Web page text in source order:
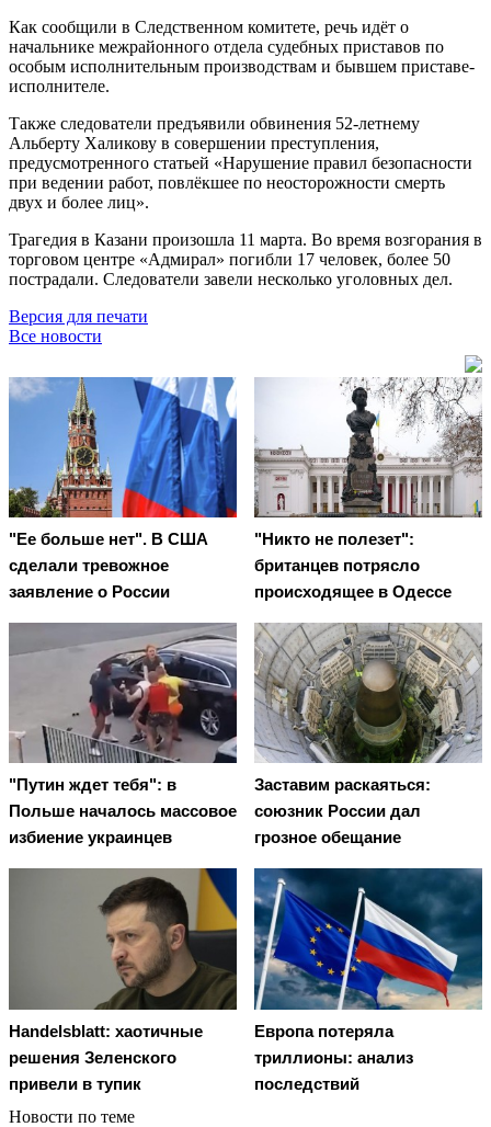
Как сообщили в Следственном комитете, речь идёт о
начальнике межрайонного отдела судебных приставов по
особым исполнительным производствам и бывшем приставе-
исполнителе.
Также следователи предъявили обвинения 52-летнему
Альберту Халикову в совершении преступления,
предусмотренного статьей «Нарушение правил безопасности
при ведении работ, повлёкшее по неосторожности смерть
двух и более лиц».
Трагедия в Казани произошла 11 марта. Во время возгорания в
торговом центре «Адмирал» погибли 17 человек, более 50
пострадали. Следователи завели несколько уголовных дел.
Версия для печати
Все новости
"Ее больше нет". В США
сделали тревожное
заявление о России
"Никто не полезет":
британцев потрясло
происходящее в Одессе
"Путин ждет тебя": в
Польше началось массовое
избиение украинцев
Заставим раскаяться:
союзник России дал
грозное обещание
Handelsblatt: хаотичные
решения Зеленского
привели в тупик
Европа потеряла
триллионы: анализ
последствий
Новости по теме